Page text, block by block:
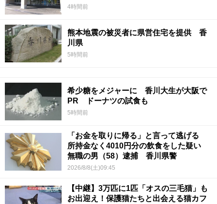
4時間前
熊本地震の被災者に県営住宅を提供 香
川県
5時間前
希少糖をメジャーに 香川大生が大阪で
PR ドーナツの試食も
5時間前
「お金を取りに帰る」と言って逃げる
所持金なく4010円分の飲食をした疑い
無職の男（58）逮捕 香川県警
2026/8/8(土)09:45
【中継】3万匹に1匹「オスの三毛猫」も
お出迎え！保護猫たちと出会える猫カフ